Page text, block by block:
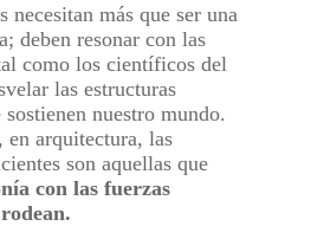
necesitan más que ser una
deben resonar con las
como los científicos del
las estructuras
nuestro mundo.
en arquitectura, las
son aquellas que
con las fuerzas